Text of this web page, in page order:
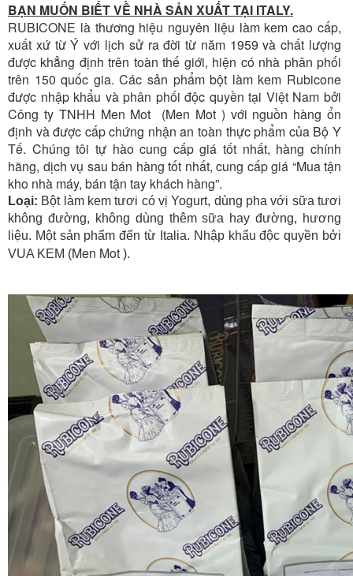
BẠN MUỐN BIẾT VỀ NHÀ SẢN XUẤT TẠI ITALY.
RUBICONE là thương hiệu nguyên liệu làm kem cao cấp,
xuất xứ từ Ý với lịch sử ra đời từ năm 1959 và chất lượng
được khẳng định trên toàn thế giới, hiện có nhà phân phối
trên 150 quốc gia. Các sản phẩm bột làm kem Rubicone
được nhập khẩu và phân phối độc quyền tại Việt Nam bởi
Công ty TNHH Men Mot (Men Mot ) với nguồn hàng ổn
định và được cấp chứng nhận an toàn thực phẩm của Bộ Y
Tế. Chúng tôi tự hào cung cấp giá tốt nhất, hàng chính
hãng, dịch vụ sau bán hàng tốt nhất, cung cấp giá “Mua tận
kho nhà máy, bán tận tay khách hàng”.
Loại: Bột làm kem tươi có vị Yogurt, dùng pha với sữa tươi
không đường, không dùng thêm sữa hayđường, hương
liệu. Một sản phẩm đến từ Italia. Nhập khẩu độc quyền bởi
VUA KEM (Men Mot ).